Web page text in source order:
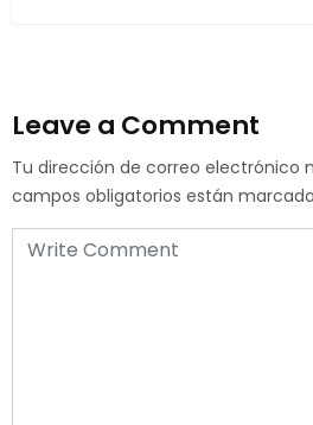
Leave a Comment
Tu dirección de correo electrónico
campos obligatorios están